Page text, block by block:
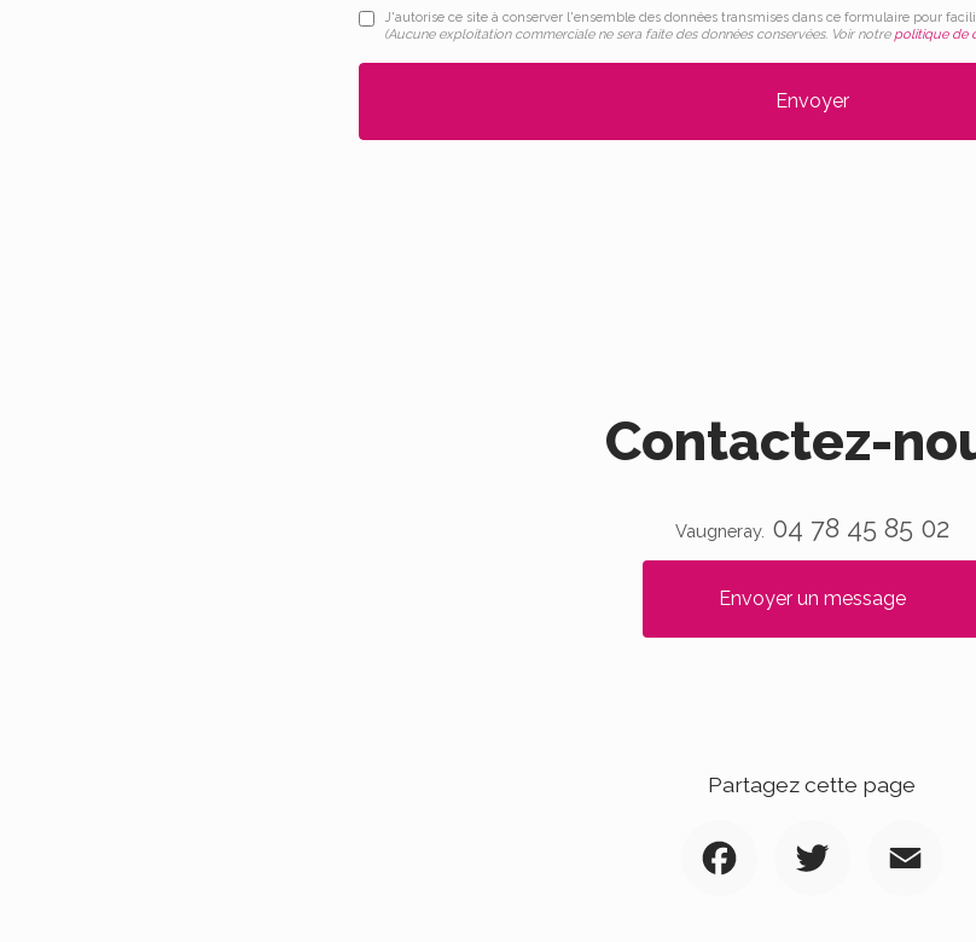
J'autorise ce site à conserver l'ensemble des données transmises dans ce formulaire pour
(Aucune exploitation commerciale ne sera faite des données conservées. Voir notre politique de
Contactez-
Vaugneray. 04 78 45 85 02
Envoyer un message
Partagez cette page